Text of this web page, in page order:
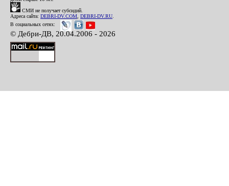
СМИ не получает субсидий.
Адреса сайта: DEBRI-DV.COM DEBRI-DV.RU
В социальных сетях:
© Дебри-ДВ, 20.04.2006 - 2026